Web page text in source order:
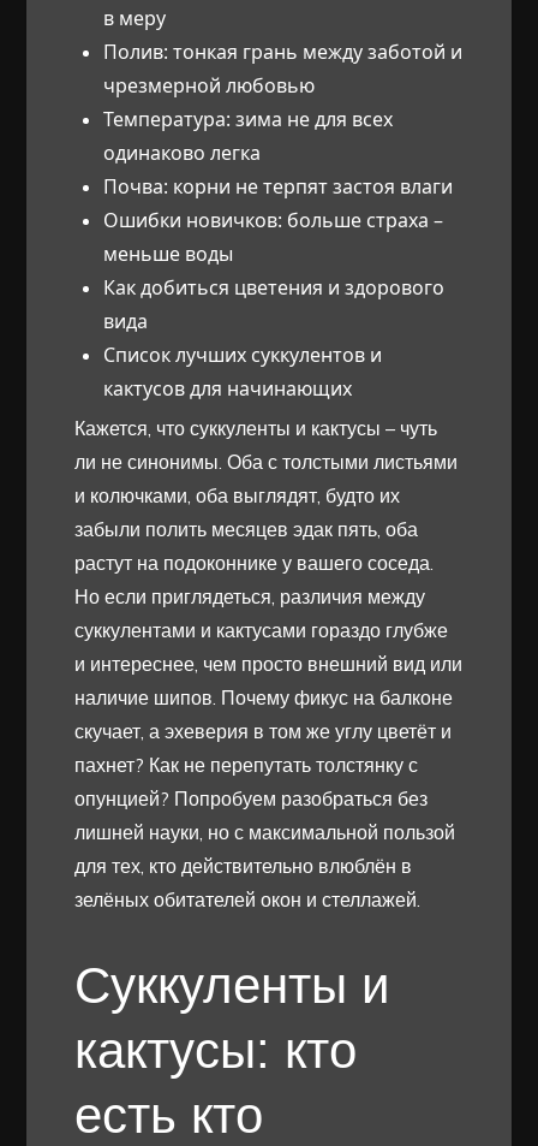
в меру
Полив: тонкая грань между заботой и
чрезмерной любовью
Температура: зима не для всех
одинаково легка
Почва: корни не терпят застоя влаги
Ошибки новичков: больше страха –
меньше воды
Как добиться цветения и здорового
вида
Список лучших суккулентов и
кактусов для начинающих
Кажется, что суккуленты и кактусы – чуть
ли не синонимы. Оба с толстыми листьями
и колючками, оба выглядят, будто их
забыли полить месяцев эдак пять, оба
растут на подоконнике у вашего соседа.
Но если приглядеться, различия между
суккулентами и кактусами гораздо глубже
и интереснее, чем просто внешний вид или
наличие шипов. Почему фикус на балконе
скучает, а эхеверия в том же углу цветёт и
пахнет? Как не перепутать толстянку с
опунцией? Попробуем разобраться без
лишней науки, но с максимальной пользой
для тех, кто действительно влюблён в
зелёных обитателей окон и стеллажей.
Суккуленты и
кактусы: кто
есть кто